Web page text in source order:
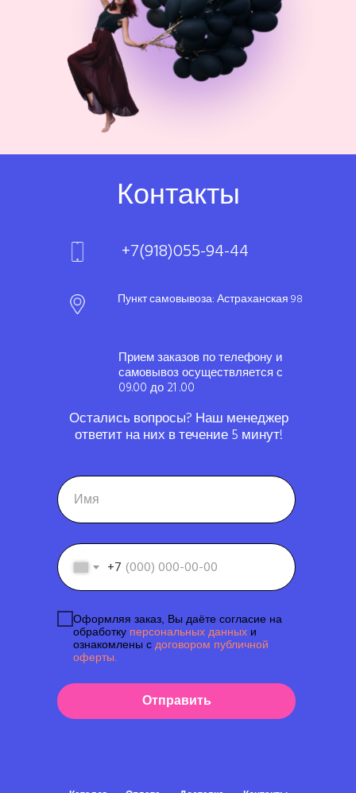
+7
Оформляя заказ, Вы даёте согласие на
обработку персональных данных и
ознакомлены с договором публичной
оферты.
Отправить
Контакты
Пункт самовывоза: Астраханская 98
+7(918)055-94-44
Прием заказов по телефону и
самовывоз осуществляется с
09.00 до 21 .00
Остались вопросы? Наш менеджер
ответит на них в течение 5 минут!